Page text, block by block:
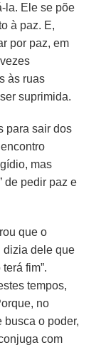
la. Ele se põe
à paz. E,
por paz, em
às ruas
suprimida.
para sair dos
mas
de pedir paz e
que o
dizia dele que
fim”.
tempos,
no
busca o poder,
com